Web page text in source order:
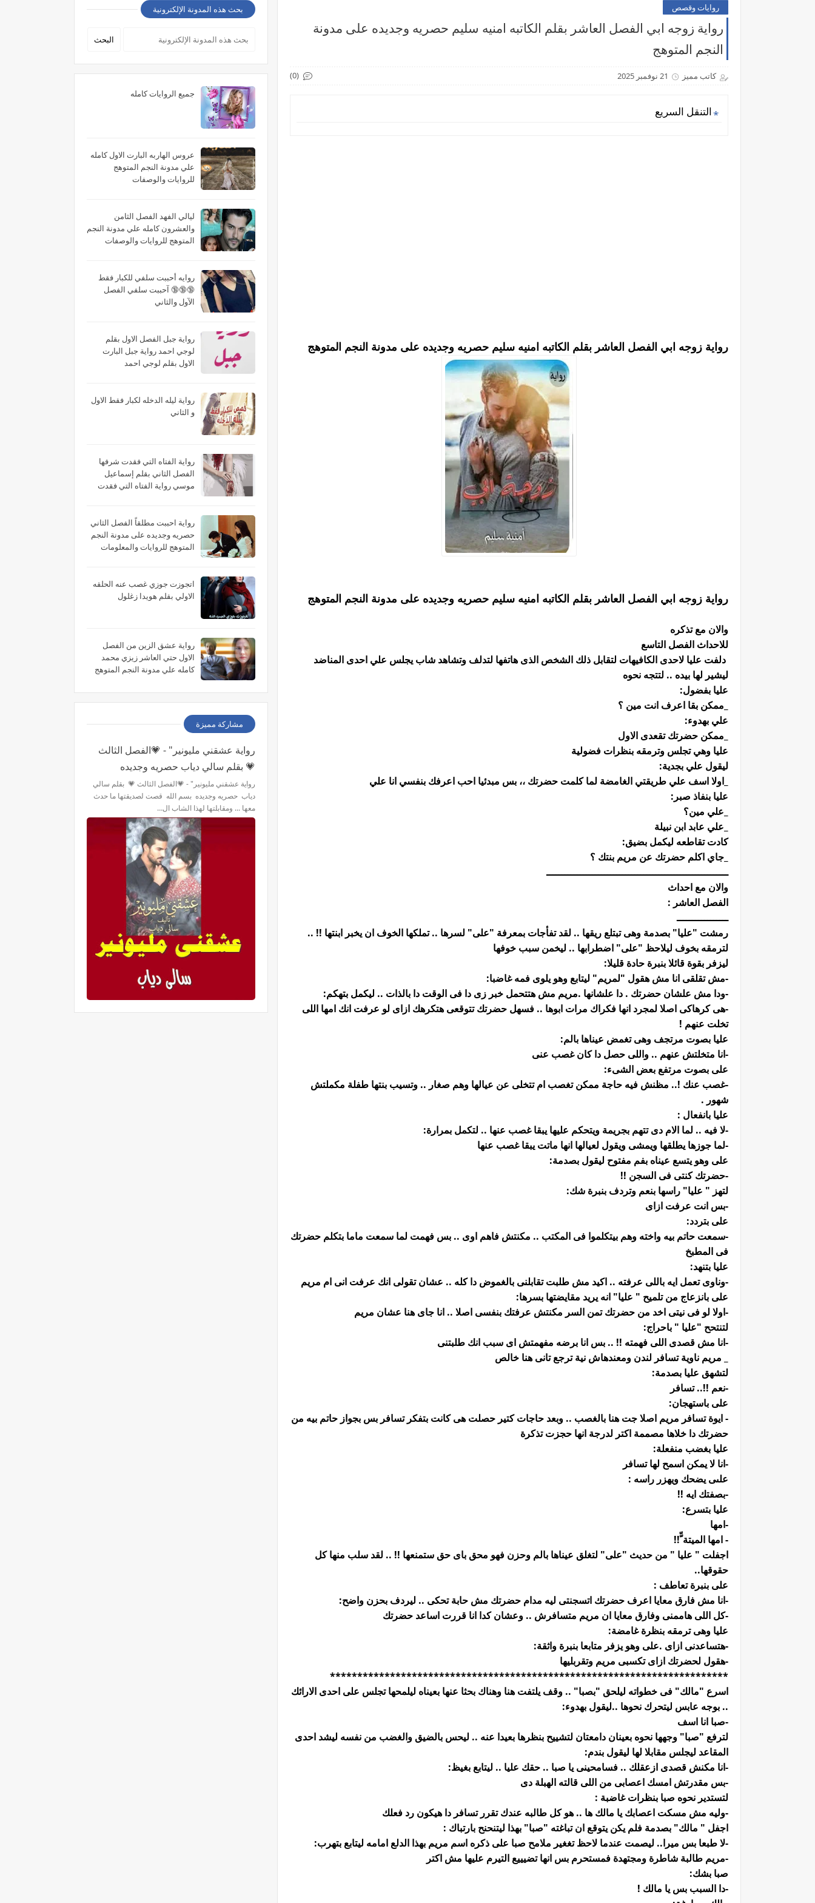
روايات وقصص
رواية زوجه ابي الفصل العاشر بقلم الكاتبه امنيه سليم حصريه وجديده على مدونة
النجم المتوهج
كاتب مميز 21 نوفمبر 2025 (0)
التنقل السريع
رواية زوجه ابي الفصل العاشر بقلم الكاتبه امنيه سليم حصريه وجديده على مدونة النجم المتوهج
رواية زوجه ابي الفصل العاشر بقلم الكاتبه امنيه سليم حصريه وجديده على مدونة النجم المتوهج
والان مع تذكره
للاحداث الفصل التاسع
دلفت عليا لاحدى الكافيهات لتقابل ذلك الشخص الذى هاتفها لتدلف وتشاهد شاب يجلس علي احدى المناضد
ليشير لها بيده .. لتتجه نحوه
عليا بفضول:
_ممكن بقا اعرف انت مين ؟
علي بهدوء:
_ممكن حضرتك تقعدى الاول
عليا وهي تجلس وترمقه بنظرات فضولية
ليقول علي بجدية:
_اولا اسف علي طريقتي الغامضة لما كلمت حضرتك ،، بس مبدئيا احب اعرفك بنفسي انا علي
عليا بنفاذ صبر:
_علي مين؟
_علي عابد ابن نبيلة
كادت تقاطعه ليكمل بضيق:
_جاي اكلم حضرتك عن مريم بنتك ؟
ــــــــــــــــــــــــــــــــــــــــــــــــــــــــــــ
والان مع احداث
الفصل العاشر :
ـــــــــــــــــ
رمشت "عليا" بصدمة وهى تبتلع ريقها .. لقد تفأجات بمعرفة "على" لسرها .. تملكها الخوف ان يخبر ابنتها !! ..
لترمقه بخوف ليلاحظ "على" اضطرابها .. ليخمن سبب خوفها
ليزفر بقوة قائلا بنبرة حادة قليلا:
-مش تقلقى انا مش هقول "لمريم" ليتابع وهو يلوى فمه غاضبا:
-ودا مش علشان حضرتك . دا علشانها .مريم مش هتتحمل خبر زى دا فى الوقت دا بالذات .. ليكمل بتهكم:
-هى كرهاكى اصلا لمجرد انها فكراك مرات ابوها .. فسهل حضرتك تتوقعى هتكرهك ازاى لو عرفت انك امها اللى
تخلت عنهم !
عليا بصوت مرتجف وهى تغمض عيناها بالم:
-انا متخلتش عنهم .. واللى حصل دا كان غصب عنى
على بصوت مرتفع بعض الشىء:
-غصب عنك !.. مظنش فيه حاجة ممكن تغصب ام تتخلى عن عيالها وهم صغار .. وتسيب بنتها طفلة مكملتش
شهور .
عليا بانفعال :
-لا فيه .. لما الام دى تتهم بجريمة ويتحكم عليها يبقا غصب عنها .. لتكمل بمرارة:
-لما جوزها يطلقها ويمشى ويقول لعيالها انها ماتت يبقا غصب عنها
على وهو يتسع عيناه بفم مفتوح ليقول بصدمة:
-حضرتك كنتى فى السجن !!
لتهز " عليا" راسها بنعم وتردف بنبرة شك:
-بس انت عرفت ازاى
على بتردد:
-سمعت حاتم بيه واخته وهم بيتكلموا فى المكتب .. مكنتش فاهم اوى .. بس فهمت لما سمعت ماما بتكلم حضرتك
فى المطبخ
عليا بتنهد:
-وناوى تعمل ايه باللى عرفته .. اكيد مش طلبت تقابلنى بالغموض دا كله .. عشان تقولى انك عرفت انى ام مريم
على بانزعاج من تلميح " عليا" انه يريد مقايضتها بسرها:
-اولا لو فى نيتى اخد من حضرتك تمن السر مكنتش عرفتك بنفسى اصلا .. انا جاى هنا عشان مريم
لتنتحح "عليا " باحراج:
-انا مش قصدى اللى فهمته !! .. بس انا برضه مفهمتش اى سبب انك طلبتنى
_ مريم ناوية تسافر لندن ومعندهاش نية ترجع تانى هنا خالص
لتشهق عليا بصدمة:
-نعم !!.. تسافر
على باستهجان:
- ايوة تسافر مريم اصلا جت هنا بالغصب .. وبعد حاجات كتير حصلت هى كانت بتفكر تسافر بس بجواز حاتم بيه من
حضرتك دا خلاها مصممة اكتر لدرجة انها حجزت تذكرة
عليا بغضب منفعلة:
-انا لا يمكن اسمح لها تسافر
علىى يضحك ويهزر راسه :
-بصفتك ايه !!
عليا بتسرع:
-امها
- امها الميتة ّّ!!
اجفلت " عليا " من حديث "على" لتغلق عيناها بالم وحزن فهو محق باى حق ستمنعها !! .. لقد سلب منها كل
حقوقها..
على بنبرة تعاطف :
-انا مش فارق معايا اعرف حضرتك اتسجنتى ليه مدام حضرتك مش حابة تحكى .. ليردف بحزن واضح:
-كل اللى هاممنى وفارق معايا ان مريم متسافرش .. وعشان كدا انا قررت اساعد حضرتك
عليا وهى ترمقه بنظرة غامضة:
-هتساعدنى ازاى .على وهو يزفر متابعا بنبرة واثقة:
-هقول لحضرتك ازاى تكسبى مريم وتقربليها
*************************************************************************
اسرع "مالك" فى خطواته ليلحق "بصبا" .. وقف يلتفت هنا وهناك بحثا عنها بعيناه ليلمحها تجلس على احدى الارائك
.. بوجه عابس ليتحرك نحوها ..ليقول بهدوء:
-صبا انا اسف
لترفع "صبا" وجهها نحوه بعينان دامعتان لتشييح بنظرها بعيدا عنه .. ليحس بالضيق والغضب من نفسه ليشد احدى
المقاعد ليجلس مقابلا لها ليقول بندم:
-انا مكنش قصدى ازعقلك .. فسامحينى يا صبا .. حقك عليا .. ليتابع بغيظ:
-بس مقدرتش امسك اعصابى من اللى قالته الهبلة دى
لتستدير نحوه صبا بنظرات غاضبة :
-وليه مش مسكت اعصابك يا مالك ها .. هو كل طالبه عندك تقرر تسافر دا هيكون رد فعلك
اجفل " مالك" بصدمة فلم يكن يتوقع ان تباغته "صبا" بهذا ليتنحنح بارتباك :
-لا طبعا بس ميرا.. ليصمت عندما لاحظ تغغير ملامح صبا على ذكره اسم مريم بهذا الدلع امامه ليتابع بتهرب:
-مريم طالبة شاطرة ومجتهدة فمستحرم بس انها تضيييع التيرم عليها مش اكتر
صبا بشك:
-دا السبب بس يا مالك !
بحث هذه المدونة الإلكترونية
جميع الروايات كامله
عروس الهاربه البارت الاول كامله
علي مدونة النجم المتوهج
للروايات والوصفات
ليالي الفهد الفصل الثامن
والعشرون كامله علي مدونة النجم
المتوهج للروايات والوصفات
روايه أحببت سلفي للكبار فقط
🔞🔞🔞 آحببت سلفي الفصل
الآول والثاني
رواية جبل الفصل الاول بقلم
لوجي احمد رواية جبل البارت
الاول بقلم لوجي احمد
رواية ليله الدخله لكبار فقط الاول
و الثاني
رواية الفتاه التي فقدت شرفها
الفصل الثاني بقلم إسماعيل
موسي رواية الفتاه التي فقدت
فقدت شرفها الجزء الثاني بقلم
إسماعيل موسي
رواية احببت مطلقاً الفصل الثاني
حصريه وجديده على مدونة النجم
المتوهج للروايات والمعلومات
اتجوزت جوزي غصب عنه الحلقه
الاولي بقلم هويدا زغلول
رواية عشق الزين من الفصل
الاول حتي العاشر زيزي محمد
كامله علي مدونة النجم المتوهج
مشاركة مميزة
رواية عشقني مليونير" - 💗الفصل الثالث
💗 بقلم سالي دياب حصريه وجديده
رواية عشقني مليونير" - 💗الفصل الثالث 💗 بقلم سالي
دياب حصريه وجديده بسم الله قصت لصديقتها ما حدث
معها ... ومقابلتها لهذا الشاب ال…